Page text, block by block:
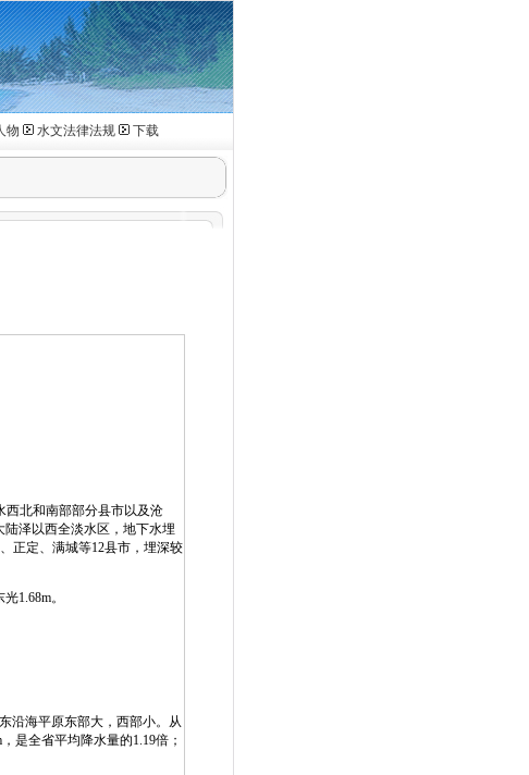
物 水文法律法规 下载
西北和南部部分县市以及沧
泽以西全淡水区，地下水埋
正定、满城等12县市，埋深较
1.68m。
沿海平原东部大，西部小。从
是全省平均降水量的1.19倍；